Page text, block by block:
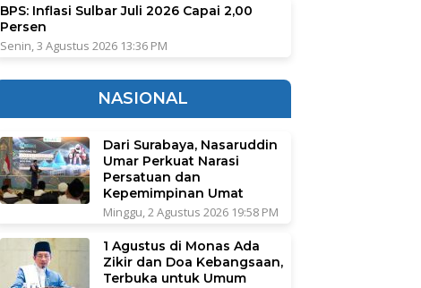
BPS: Inflasi Sulbar Juli 2026 Capai 2,00
Persen
Senin, 3 Agustus 2026 13:36 PM
NASIONAL
Dari Surabaya, Nasaruddin
Umar Perkuat Narasi
Persatuan dan
Kepemimpinan Umat
Minggu, 2 Agustus 2026 19:58 PM
1 Agustus di Monas Ada
Zikir dan Doa Kebangsaan,
Terbuka untuk Umum